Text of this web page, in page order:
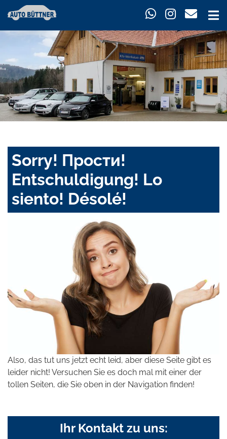
Sorry! Прости!
Entschuldigung! Lo
siento! Désolé!
Also, das tut uns jetzt echt leid, aber diese Seite gibt es
leider nicht! Versuchen Sie es doch mal mit einer der
tollen Seiten, die Sie oben in der Navigation finden!
Ihr Kontakt zu uns: